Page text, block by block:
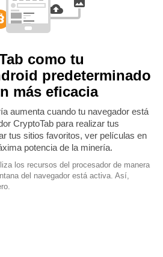
como tu
predeterminado
más eficacia
aumenta cuando tu navegador está
CryptoTab para realizar tus
tus sitios favoritos, ver películas en
potencia de la minería.
los recursos del procesador de manera
del navegador está activa. Así,